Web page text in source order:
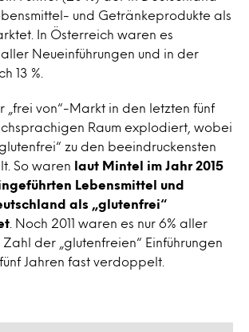
und Getränkeprodukte als
In Österreich waren es
Neueinführungen und in der
13 %.
„frei von“-Markt in den letzten fünf
Raum explodiert, wobei
zu den beeindruckensten
So waren
laut Mintel im Jahr 2015
Lebensmittel und
als „glutenfrei“
. Noch 2011 waren es nur 6% aller
der „glutenfreien“ Einführungen
Jahren fast verdoppelt.